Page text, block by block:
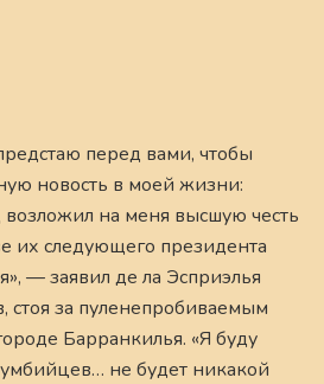
перед вами, чтобы
новость в моей жизни:
на меня высшую честь
их следующего президента
— заявил де ла Эсприэлья
стоя за пуленепробиваемым
Барранкилья. «Я буду
не будет никакой